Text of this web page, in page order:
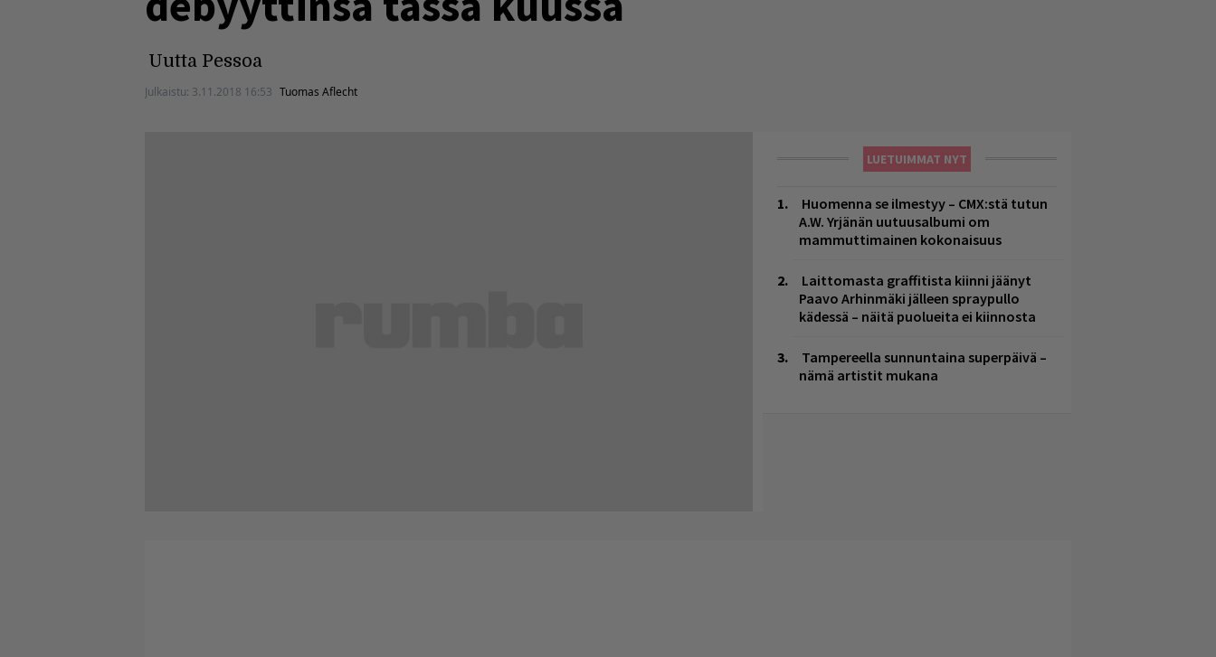
Uutta Pessoa
Julkaistu: 3.11.2018 16:53 Tuomas Aflecht
LUETUIMMAT NYT
Huomenna se ilmestyy – CMX:stä tutun
A.W. Yrjänän uutuusalbumi om
mammuttimainen kokonaisuus
Laittomasta graffitista kiinni jäänyt
Paavo Arhinmäki jälleen spraypullo
kädessä – näitä puolueita ei kiinnosta
Tampereella sunnuntaina superpäivä –
nämä artistit mukana